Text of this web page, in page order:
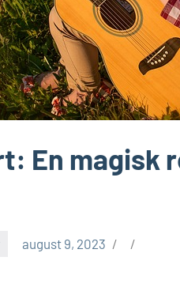
En magisk
august 9, 2023